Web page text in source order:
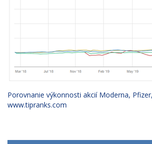
Porovnanie výkonnosti akcií Moderna,
www.tipranks.com